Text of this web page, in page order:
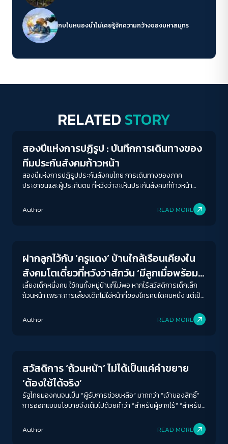
กบในหนองน้ำไม่เคยรู้จักความกว้างของมหาสมุทร
RELATED STORY
Conflict Resolution
สองปีแห่งการปฏิรูป : บันทึกการเดินทางของ
ทีมประกันสังคมก้าวหน้า
สองปีแห่งการปฏิรูปประกันสังคมไทย การเดินทางของภาค
ประชาชนและผู้ประกันตน ที่หวังว่าจะเห็นประกันสังคมที่ก้าวหน้า
Author READ MORE
ฝากลูกไว้กับ ‘ครูแดง’ บ้านใกล้เรือนเคียงใน
สังคมโตเดี่ยวที่หวังว่าสักวัน ‘มีลูกเมื่อพร้อม’
จะหายไป ถ้าสังคมไทยมีสวัสดิการถ้วนหน้า
เลี้ยงเด็กหนึ่งคน ใช้คนทั้งหมู่บ้านก็ไม่พอ หากไร้สวัสดิการเด็กเล็ก
ถ้วนหน้า เพราะการเลี้ยงเด็กไม่ใช่หน้าที่ของใครคนใดคนหนึ่ง แต่เป็น
Author READ MORE
สวัสดิการ ‘ถ้วนหน้า’ ไม่ได้เป็นแค่คำขยาย
‘ต้องใช้ได้จริง’
รัฐไทยมองคนจนเป็น “ผู้รับการช่วยเหลือ” มากกว่า “เจ้าของสิทธิ์”
การออกแบบนโยบายจึงเต็มไปด้วยคำว่า “สำหรับผู้ยากไร้” “สำหรับ
Author READ MORE
ปกติ มาก มากที่สุด
Deutan Tritan